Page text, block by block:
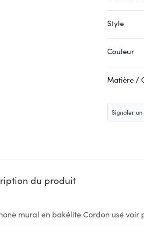
Style
Couleur
Matière /
Signaler
du produit
mural en bakélite Cordon usé voir